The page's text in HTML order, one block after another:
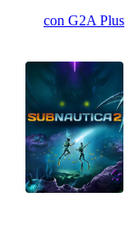
con G2A Plus